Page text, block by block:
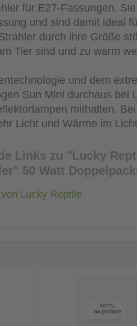
für E27-Fassungen.
und sind damit ideal
durch ihre Größe
Tier sind und zu warm
und dem
Sun Mini durchaus bei
mithalten.
Licht und Wärme im
Links zu "Lucky
50 Watt
Lucky Reptile